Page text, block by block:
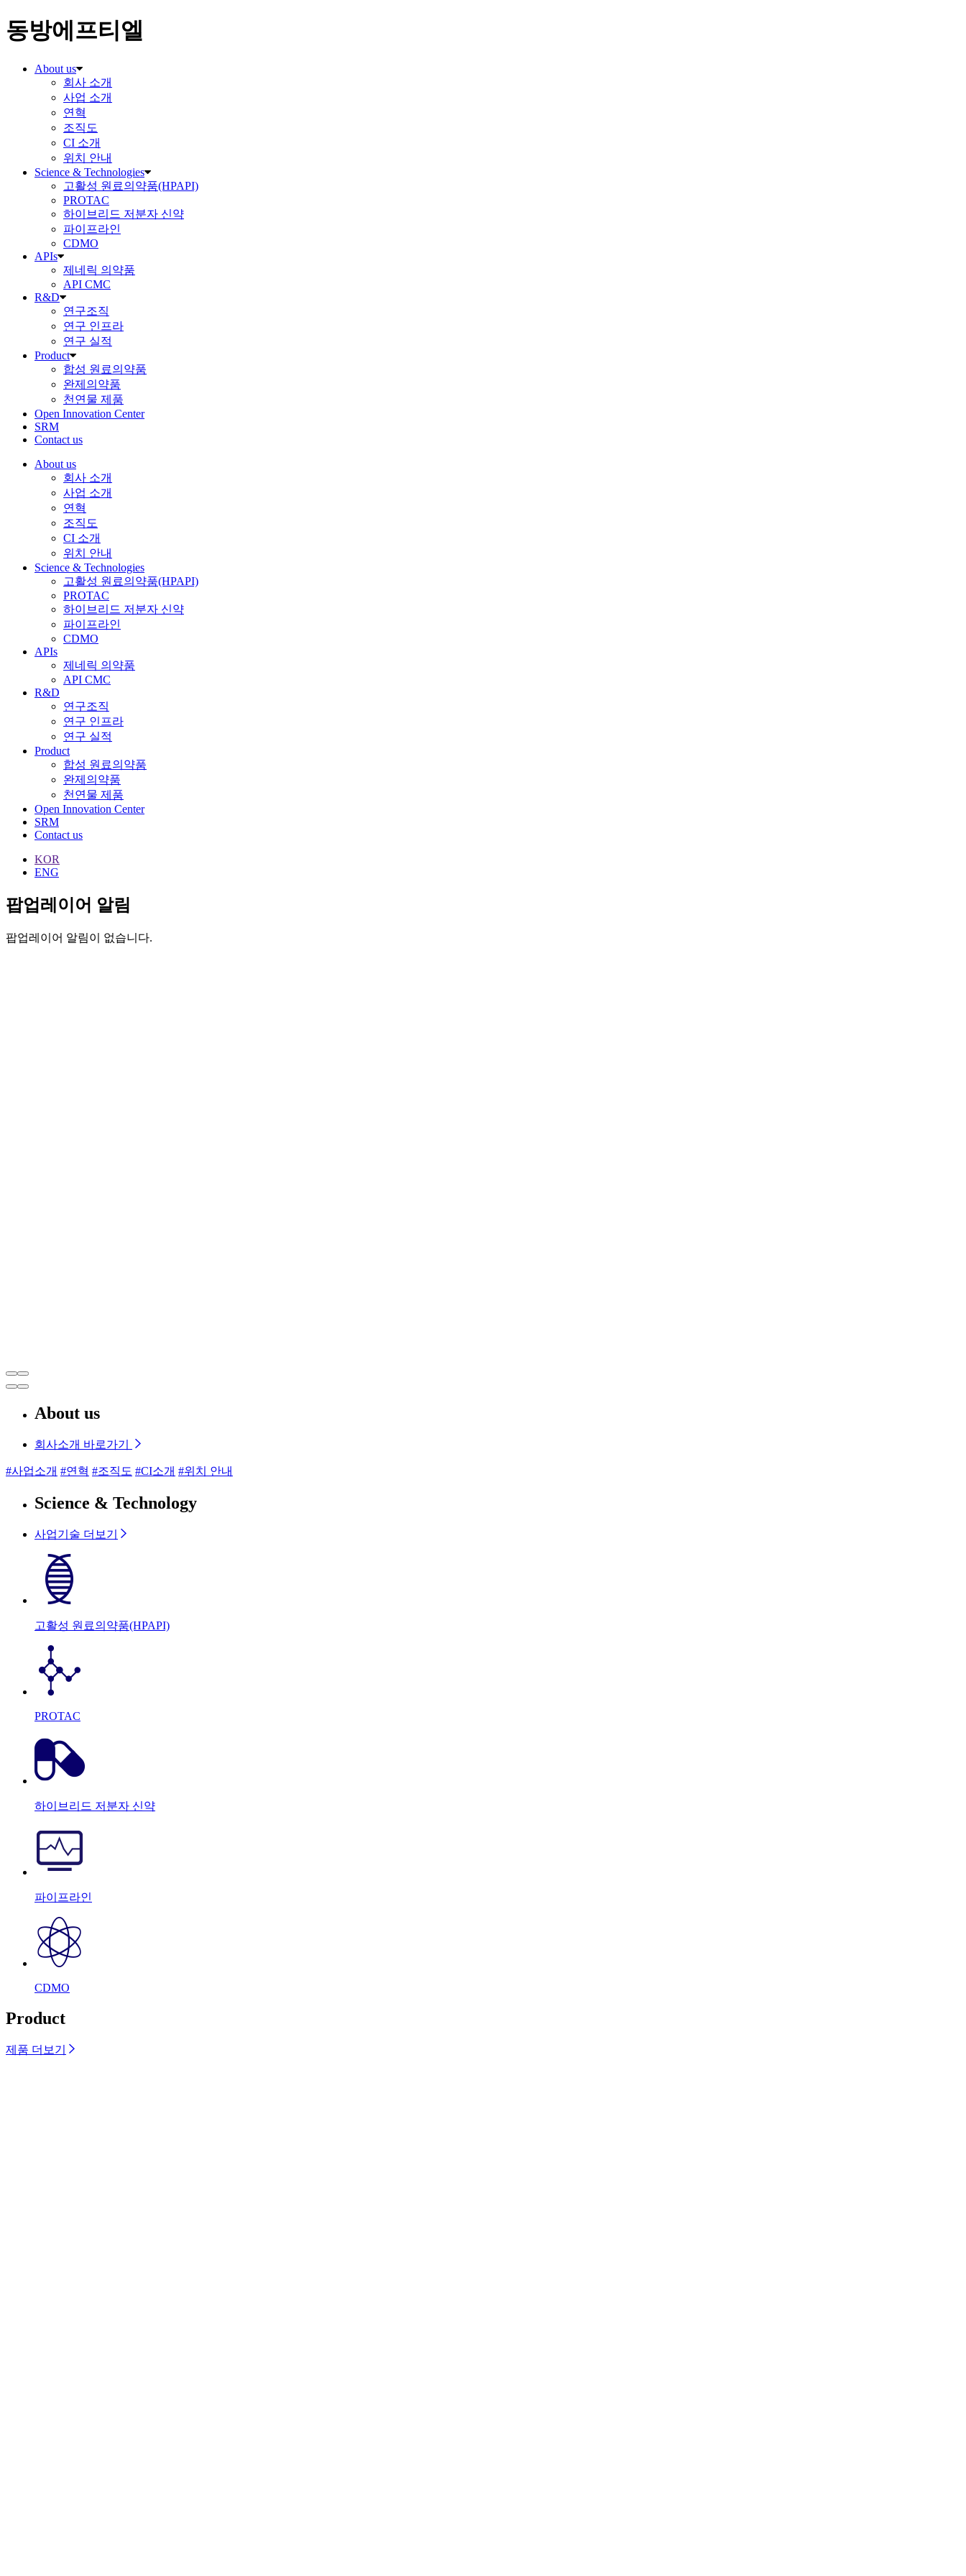
동방에프티엘
About us
회사 소개
사업 소개
연혁
조직도
CI 소개
위치 안내
Science & Technologies
고활성 원료의약품(HPAPI)
PROTAC
하이브리드 저분자 신약
파이프라인
CDMO
APIs
제네릭 의약품
API CMC
R&D
연구조직
연구 인프라
연구 실적
Product
합성 원료의약품
완제의약품
천연물 제품
Open Innovation Center
SRM
Contact us
About us
회사 소개
사업 소개
연혁
조직도
CI 소개
위치 안내
Science & Technologies
고활성 원료의약품(HPAPI)
PROTAC
하이브리드 저분자 신약
파이프라인
CDMO
APIs
제네릭 의약품
API CMC
R&D
연구조직
연구 인프라
연구 실적
Product
합성 원료의약품
완제의약품
천연물 제품
Open Innovation Center
SRM
Contact us
KOR
ENG
팝업레이어 알림
팝업레이어 알림이 없습니다.
About us
회사소개 바로가기
#사업소개 #연혁 #조직도 #CI소개 #위치 안내
Science & Technology
사업기술 더보기
고활성 원료의약품(HPAPI)
PROTAC
하이브리드 저분자 신약
파이프라인
CDMO
Product
제품 더보기